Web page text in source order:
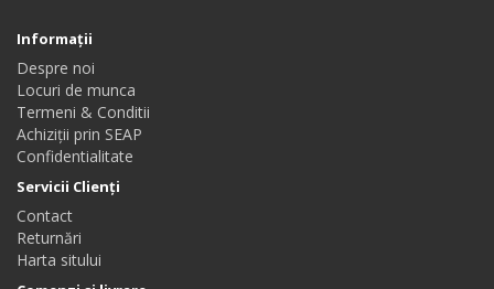
Informaţii
Despre noi
Locuri de munca
Termeni & Conditii
Achiziții prin SEAP
Confidentialitate
Servicii Clienţi
Contact
Returnări
Harta sitului